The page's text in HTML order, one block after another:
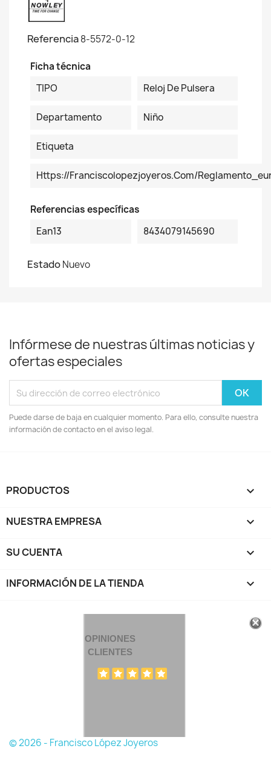
Referencia8-5572-0-12
Ficha técnica
TIPO
Reloj De Pulsera
Departamento Niño
Etiqueta
Https://franciscolopezjoyeros.com/
Referencias específicas
Ean13
8434079145690
EstadoNuevo
Infórmese de nuestras últimas noticias y
ofertas especiales
Puede darse de baja en cualquier momento. Para ello, consulte nuestra
información de contacto en el aviso legal.
PRODUCTOS 
NUESTRA EMPRESA 
SU CUENTA 
INFORMACIÓN DE LA TIENDA keyboard_arrow_down
OPINIONES
CLIENTES
© 2026 - Francisco López Joyeros